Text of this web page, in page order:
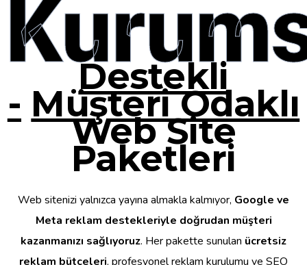
Destekli
- Müşteri Odaklı
Web Site
Paketleri
Web sitenizi yalnızca yayına almakla kalmıyor, Google ve
Meta reklam destekleriyle doğrudan müşteri
kazanmanızı sağlıyoruz. Her pakette sunulan ücretsiz
reklam bütçeleri, profesyonel reklam kurulumu ve SEO